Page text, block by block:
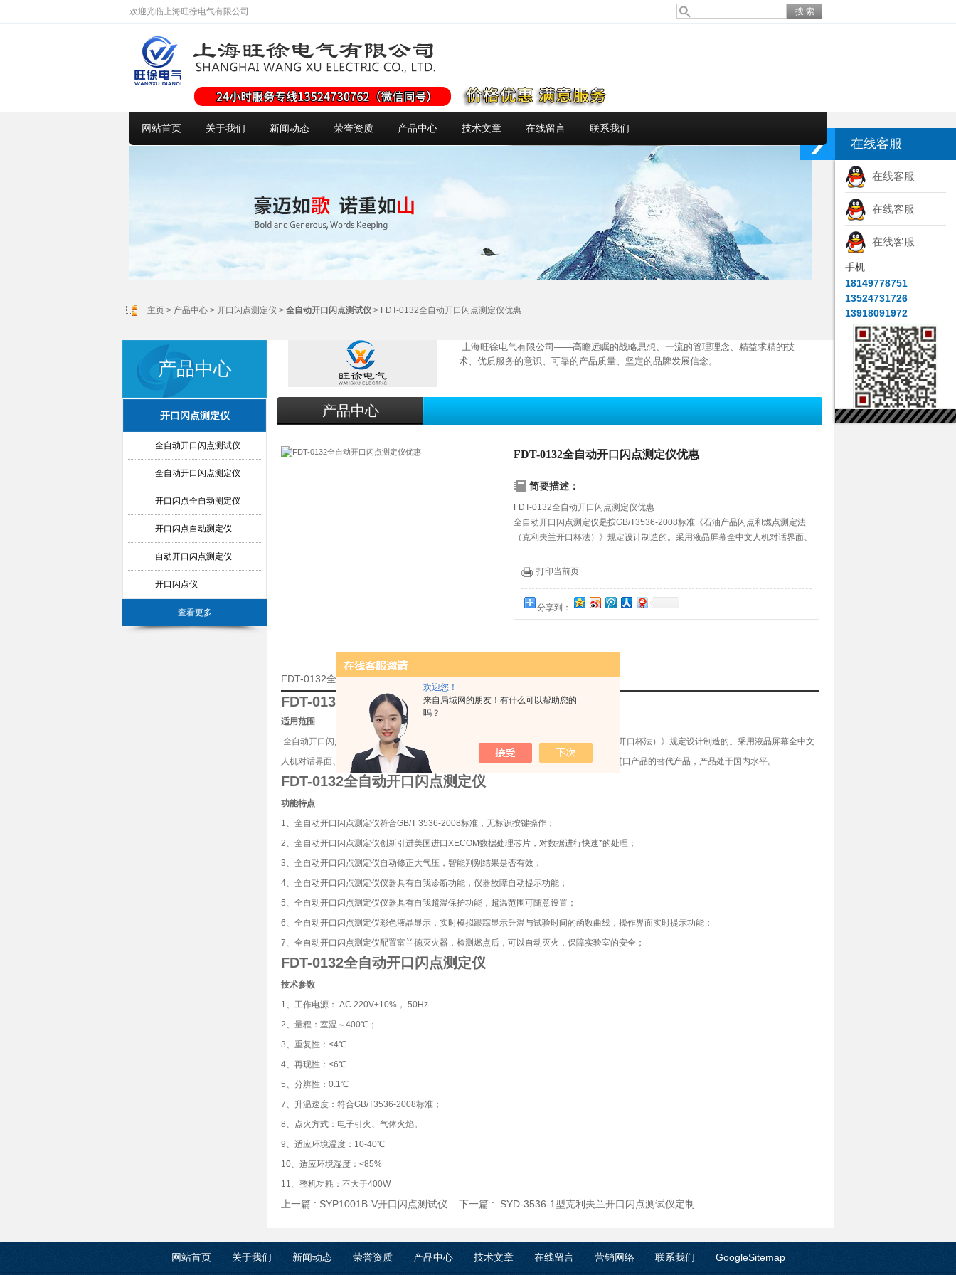
欢迎您！
来自局域网的朋友！有什么可以帮助您的
吗？
欢迎光临上海旺徐电气有限公司
网站首页 关于我们 新闻动态 荣誉资质 产品中心 技术文章 在线留言 联系我们
主页 > 产品中心 > 开口闪点测定仪 > 全自动开口闪点测试仪 > FDT-0132全自动开口闪点测定仪优惠
产品中心
开口闪点测定仪
全自动开口闪点测试仪
全自动开口闪点测定仪
开口闪点全自动测定仪
开口闪点自动测定仪
自动开口闪点测定仪
开口闪点仪
查看更多
上海旺徐电气有限公司——高瞻远瞩的战略思想、一流的管理理念、精益求精的技
术、优质服务的意识、可靠的产品质量、坚定的品牌发展信念。
产品中心
FDT-0132全自动开口闪点测定仪优惠
简要描述：
FDT-0132全自动开口闪点测定仪优惠
全自动开口闪点测定仪是按GB/T3536-2008标准《石油产品闪点和燃点测定法
（克利夫兰开口杯法）》规定设计制造的。采用液晶屏幕全中文人机对话界面、
自动升降、菜单导向式输入、技术精良，操作简便、科技含量高是理想的进口产
品的替代产品，产品处于水平。
打印当前页
分享到：
FDT-0132全自动开口闪点测定仪优惠的详细资料：
FDT-0132全自动开口闪点测定仪
适用范围
全自动开口闪点测定仪是按GB/T3536-2008标准《石油产品闪点和燃点测定法（克利夫兰开口杯法）》规定设计制造的。采用液晶屏幕全中文
人机对话界面、自动升降、菜单导向式输入、技术精良，操作简便、科技含量高是理想的进口产品的替代产品，产品处于国内水平。
FDT-0132全自动开口闪点测定仪
功能特点
1、全自动开口闪点测定仪符合GB/T 3536-2008标准，无标识按键操作；
2、全自动开口闪点测定仪创新引进美国进口XECOM数据处理芯片，对数据进行快速*的处理；
3、全自动开口闪点测定仪自动修正大气压，智能判别结果是否有效；
4、全自动开口闪点测定仪仪器具有自我诊断功能，仪器故障自动提示功能；
5、全自动开口闪点测定仪仪器具有自我超温保护功能，超温范围可随意设置；
6、全自动开口闪点测定仪彩色液晶显示，实时模拟跟踪显示升温与试验时间的函数曲线，操作界面实时提示功能；
7、全自动开口闪点测定仪配置富兰德灭火器，检测燃点后，可以自动灭火，保障实验室的安全；
FDT-0132全自动开口闪点测定仪
技术参数
1、工作电源： AC 220V±10%， 50Hz
2、量程：室温～400℃；
3、重复性：≤4℃
4、再现性：≤6℃
5、分辨性：0.1℃
7、升温速度：符合GB/T3536-2008标准；
8、点火方式：电子引火、气体火焰。
9、适应环境温度：10-40℃
10、适应环境湿度：<85%
11、整机功耗：不大于400W
上一篇 : SYP1001B-V开口闪点测试仪 下一篇 : SYD-3536-1型克利夫兰开口闪点测试仪定制
网站首页 关于我们 新闻动态 荣誉资质 产品中心 技术文章 在线留言 营销网络 联系我们 GoogleSitemap
在线客服
在线客服
在线客服
在线客服
手机
18149778751
13524731726
13918091972